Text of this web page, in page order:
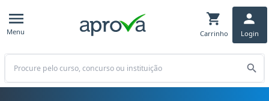
Menu Carrinho Login
Buscar